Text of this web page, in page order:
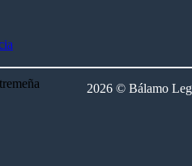
2026 © Bálamo